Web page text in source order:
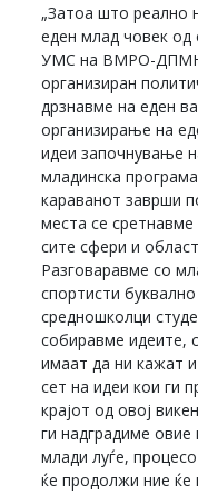
„Затоа што реално
еден млад човек од
УМС на ВМРО-
организиран
дрзнавме на еден
организирање на
идеи започнување
младинска
караванот заврши
места се
сите сфери и
Разговаравме со
спортисти
средношколци
собиравме идеите,
имаат да ни кажат
сет на идеи кои ги
крајот од овој
ги надградиме
млади луѓе,
ќе продолжи ние